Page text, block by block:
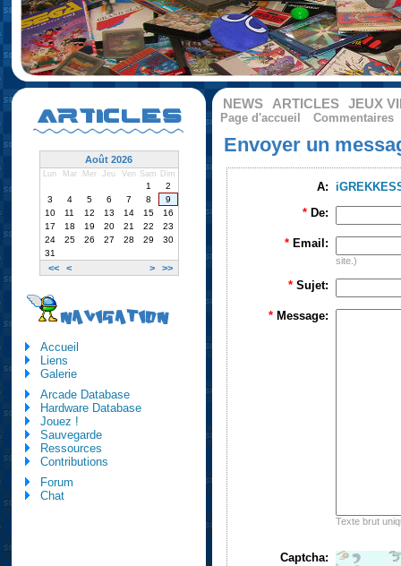
NEWS ARTICLES JEUX
Page d'accueil Commentaires
Envoyer un
A:
* De:
* Email:
site.)
* Sujet:
* Message:
Texte brut
Captcha:
ARTICLES
Août 2026
Lun Mar Mer Jeu Ven Sam Dim
<< < > >>
1
2
3
4 5 6 7 8
9
10
11 12 13 14 15
16
17
18 19 20 21 22
23
24
25 26 27 28 29
30
31
NAVIGATION
Accueil
Liens
Galerie
Arcade Database
Hardware Database
Jouez !
Sauvegarde
Ressources
Contributions
Forum
Chat